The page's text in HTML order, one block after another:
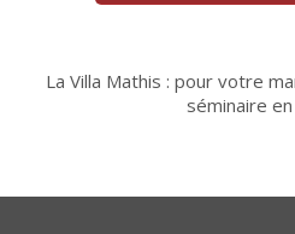
La Villa Mathis : pour votre
séminaire en